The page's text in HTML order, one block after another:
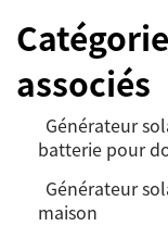
associés
Générateur
batterie pour
Générateur
maison